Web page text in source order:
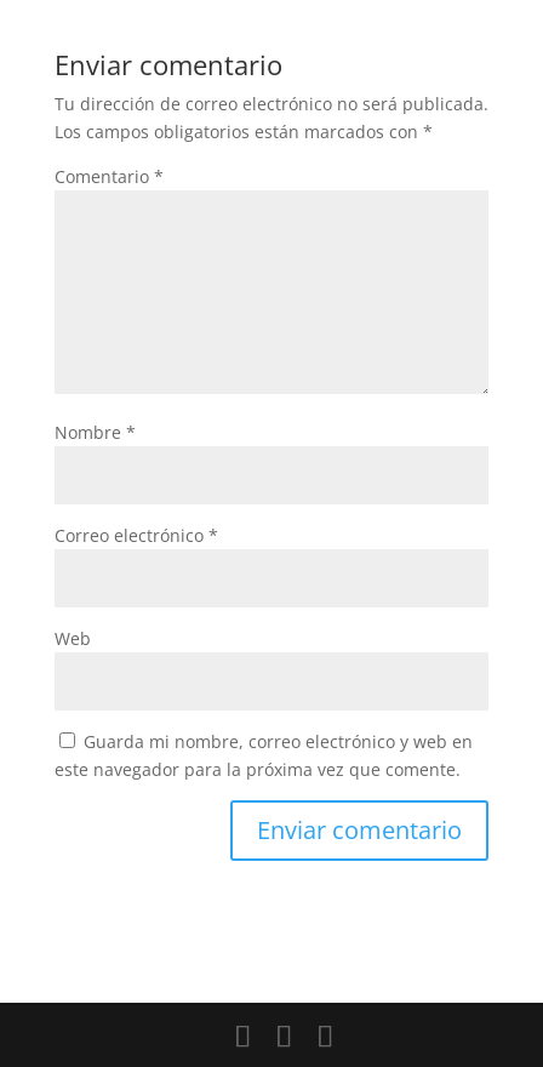
Enviar comentario
Tu dirección de correo electrónico no será publicada.
Los campos obligatorios están marcados con *
Comentario *
Nombre *
Correo electrónico *
Web
Guarda mi nombre, correo electrónico y web en
este navegador para la próxima vez que comente.